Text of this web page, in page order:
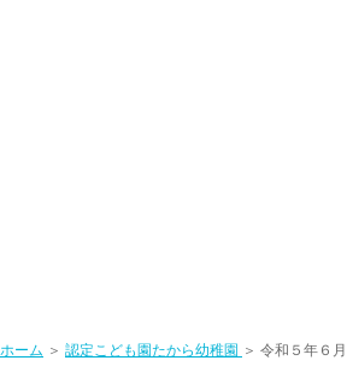
ホーム ＞ 認定こども園たから幼稚園 ＞ 令和５年６